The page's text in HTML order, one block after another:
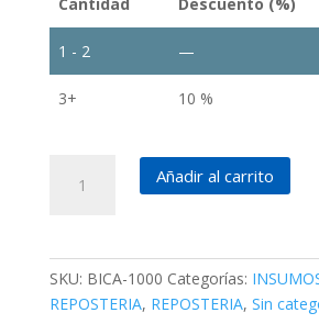
Cantidad Descuento (%)
1 - 2 —
3+ 10 %
CHILE
Añadir al carrito
SKU: BICA-1000 Categorías:
REPOSTERIA, REPOSTERIA, Sin